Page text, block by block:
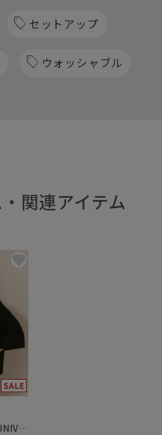
セットアップ
ウォッシャブル
関連アイテム
SUIT SQUARE／UNIVERSAL LANGUAGE／WHITE